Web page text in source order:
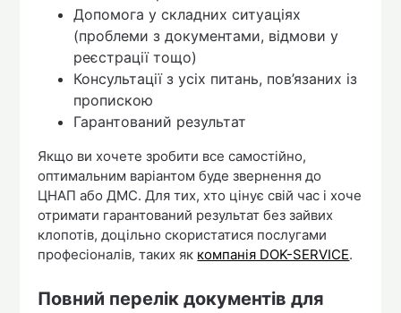
Допомога у складних ситуаціях
(проблеми з документами, відмови у
реєстрації тощо)
Консультації з усіх питань, пов’язаних із
пропискою
Гарантований результат
Якщо ви хочете зробити все самостійно,
оптимальним варіантом буде звернення до
ЦНАП або ДМС. Для тих, хто цінує свій час і хоче
отримати гарантований результат без зайвих
клопотів, доцільно скористатися послугами
професіоналів, таких як компанія DOK-SERVICE.
Повний перелік документів для